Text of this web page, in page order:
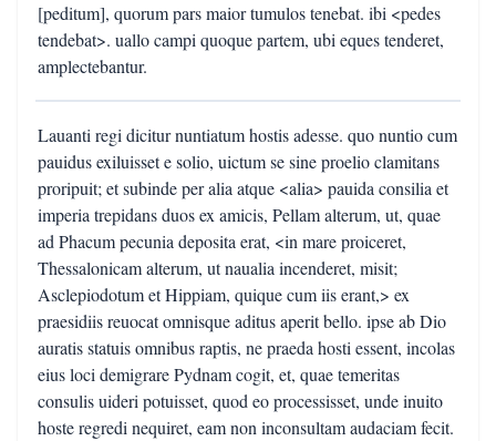
[peditum], quorum pars maior tumulos tenebat. ibi <pedes
tendebat>. uallo campi quoque partem, ubi eques tenderet,
amplectebantur.
Lauanti regi dicitur nuntiatum hostis adesse. quo nuntio cum
pauidus exiluisset e solio, uictum se sine proelio clamitans
proripuit; et subinde per alia atque <alia> pauida consilia et
imperia trepidans duos ex amicis, Pellam alterum, ut, quae
ad Phacum pecunia deposita erat, <in mare proiceret,
Thessalonicam alterum, ut naualia incenderet, misit;
Asclepiodotum et Hippiam, quique cum iis erant,> ex
praesidiis reuocat omnisque aditus aperit bello. ipse ab Dio
auratis statuis omnibus raptis, ne praeda hosti essent, incolas
eius loci demigrare Pydnam cogit, et, quae temeritas
consulis uideri potuisset, quod eo processisset, unde inuito
hoste regredi nequiret, eam non inconsultam audaciam fecit.